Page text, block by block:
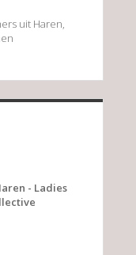
uit Haren,
- Ladies